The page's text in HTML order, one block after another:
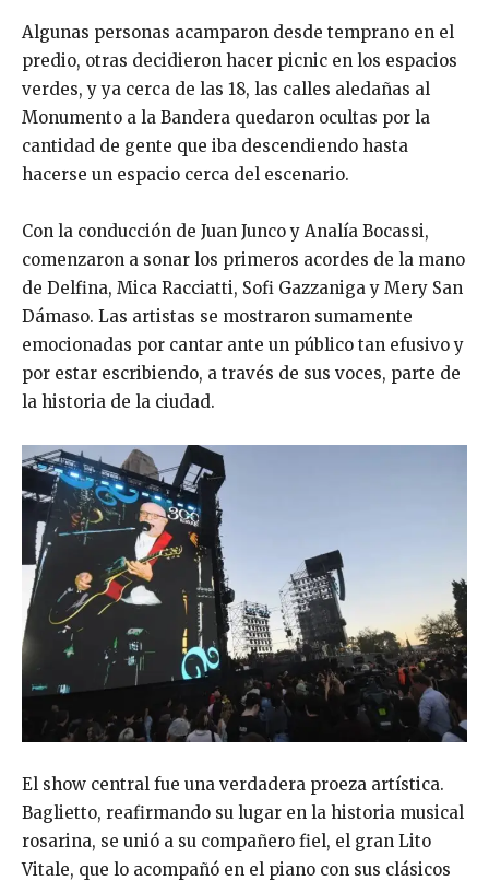
Algunas personas acamparon desde temprano en el
predio, otras decidieron hacer picnic en los espacios
verdes, y ya cerca de las 18, las calles aledañas al
Monumento a la Bandera quedaron ocultas por la
cantidad de gente que iba descendiendo hasta
hacerse un espacio cerca del escenario.
Con la conducción de Juan Junco y Analía Bocassi,
comenzaron a sonar los primeros acordes de la mano
de Delfina, Mica Racciatti, Sofi Gazzaniga y Mery San
Dámaso. Las artistas se mostraron sumamente
emocionadas por cantar ante un público tan efusivo y
por estar escribiendo, a través de sus voces, parte de
la historia de la ciudad.
El show central fue una verdadera proeza artística.
Baglietto, reafirmando su lugar en la historia musical
rosarina, se unió a su compañero fiel, el gran Lito
Vitale, que lo acompañó en el piano con sus clásicos